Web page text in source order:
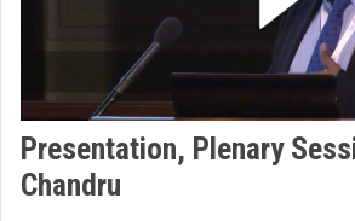
Intézményi kezdőlap
Bejelentkezés
Kategóriák
Presentation, Plenary
Chandru